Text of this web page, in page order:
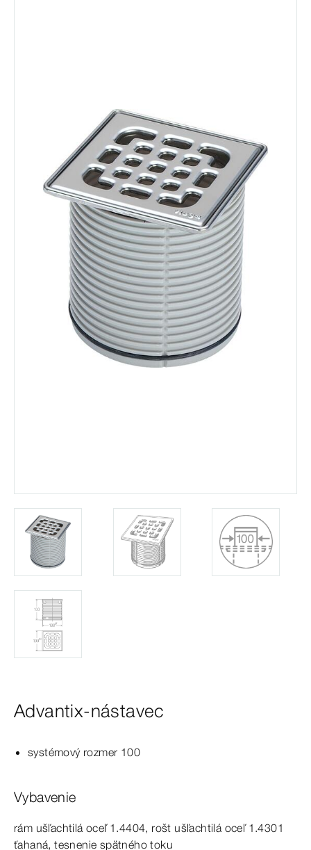
Advantix-nástavec
systémový rozmer 100
Vybavenie
rám ušľachtilá oceľ 1.4404, rošt ušľachtilá oceľ 1.4301
ťahaná, tesnenie spätného toku